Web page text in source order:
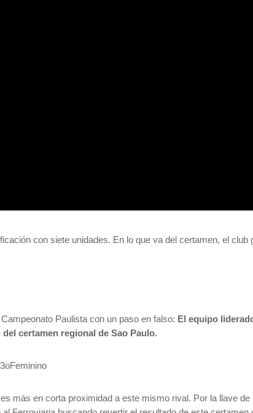
con siete unidades. En lo que va del certamen, el club
Paulista con un paso en falso: El equipo
certamen regional de Sao Paulo.
más en corta proximidad a este mismo rival. Por la llave de